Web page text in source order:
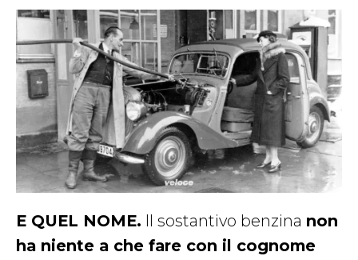
E QUEL NOME. Il sostantivo benzina non
ha niente a che fare con il cognome